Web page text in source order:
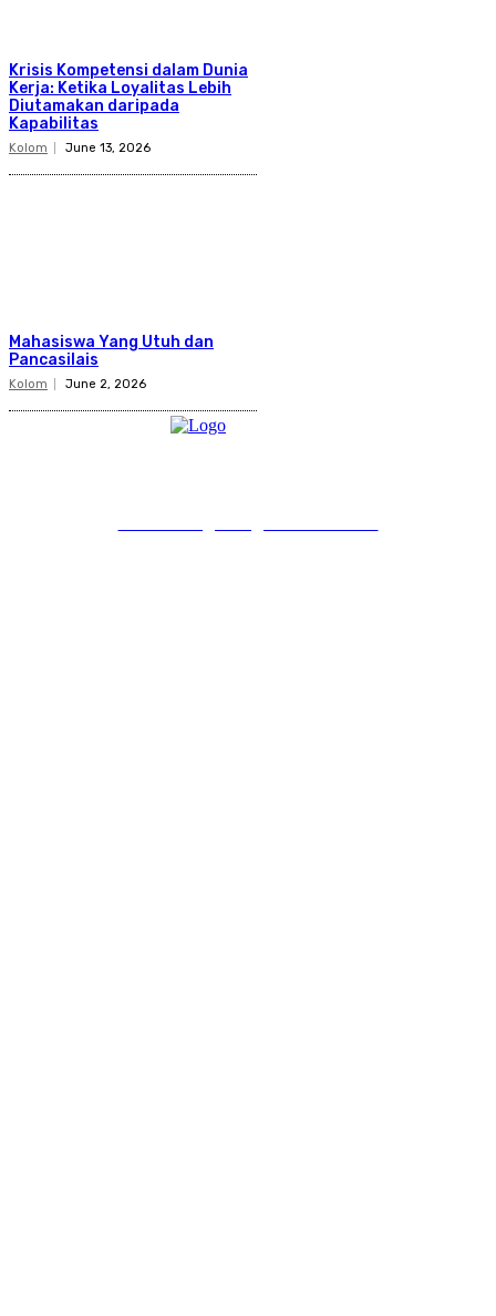
Krisis Kompetensi dalam Dunia
Kerja: Ketika Loyalitas Lebih
Diutamakan daripada
Kapabilitas
Kolom June 13, 2026
Mahasiswa Yang Utuh dan
Pancasilais
Kolom June 2, 2026